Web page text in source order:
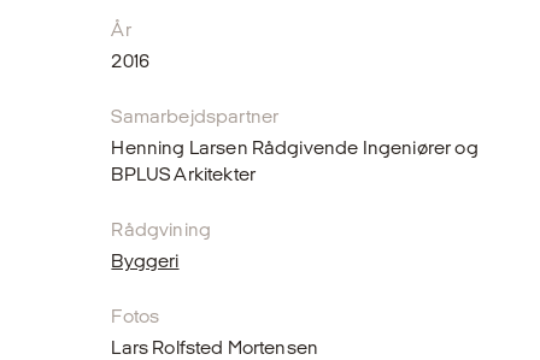
År
2016
Samarbejdspartner
Henning Larsen Rådgivende Ingeniører og
BPLUS Arkitekter
Rådgvining
Byggeri
Fotos
Lars Rolfsted Mortensen